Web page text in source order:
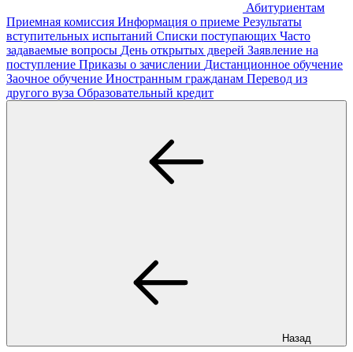
Абитуриентам
Приемная комиссия Информация о приеме Результаты
вступительных испытаний Списки поступающих Часто
задаваемые вопросы День открытых дверей Заявление на
поступление Приказы о зачислении Дистанционное обучение
Заочное обучение Иностранным гражданам Перевод из
другого вуза Образовательный кредит
Назад